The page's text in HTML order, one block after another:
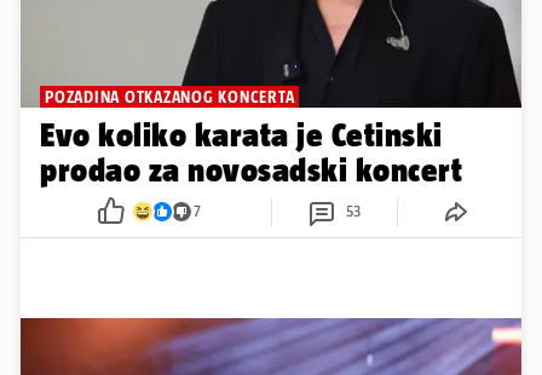
POZADINA OTKAZANOG KONCERTA
Evo koliko karata je Cetinski
prodao za novosadski koncert
7 53